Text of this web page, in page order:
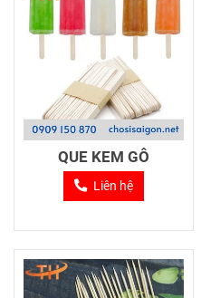
QUE KEM GỖ
Liên hệ